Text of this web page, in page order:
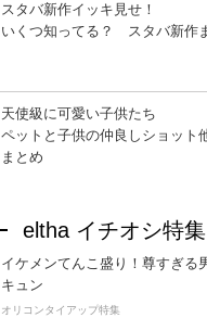
スタバ新作イッキ見せ！
いくつ知ってる？ スタバ新作
天使級に可愛い子供たち
ペットと子供の仲良しショット
まとめ
eltha イチオシ特集
イケメンてんこ盛り！尊すぎる
キュン
オリコンタイアップ特集